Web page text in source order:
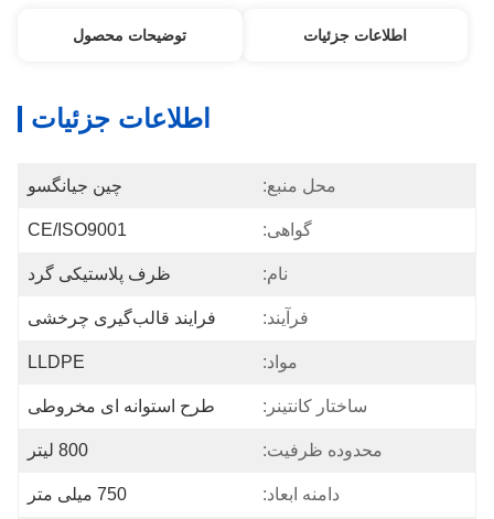
اطلاعات جزئیات توضیحات محصول
اطلاعات جزئیات
محل منبع: چین جیانگسو
گواهی: CE/ISO9001
نام: ظرف پلاستیکی گرد
فرآیند: فرایند قالب‌گیری چرخشی
مواد: LLDPE
ساختار کانتینر: طرح استوانه ای مخروطی
محدوده ظرفیت: 800 لیتر
دامنه ابعاد: 750 میلی متر